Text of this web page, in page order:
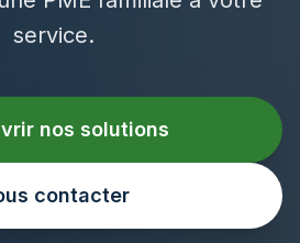
service.
nos solutions
contacter